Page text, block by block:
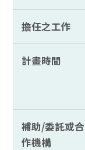
擔任之工作
計畫時間
補助/委託或合
作機構